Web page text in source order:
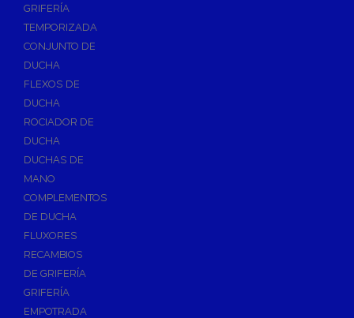
Baterias y Contadores
Bombas
Bombas Sumergibles
Bombas de Drenaje y Residual
Bombas de Superficies Horizontal y Vertical
Desagües
Válvulas de Desagüe
Válvulas para Platos de Ducha y Bañeras
Sifones
Sumideros y Botes Sifónicos
Accesorios para Desagüe
Flotadores y Boyas
GRIFERÍA
TEMPORIZADA
CONJUNTO DE
DUCHA
FLEXOS DE
DUCHA
ROCIADOR DE
DUCHA
DUCHAS DE
MANO
COMPLEMENTOS
DE DUCHA
FLUXORES
RECAMBIOS
DE GRIFERÍA
GRIFERÍA
EMPOTRADA